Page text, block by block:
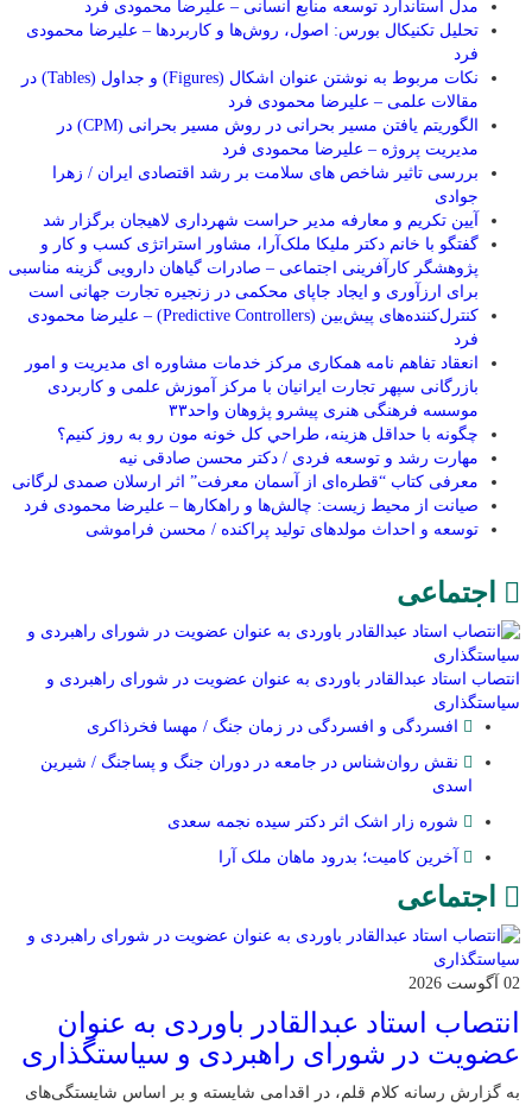
مدل استاندارد توسعه منابع انسانی – علیرضا محمودی فرد
تحلیل تکنیکال بورس: اصول، روش‌ها و کاربردها – علیرضا محمودی
فرد
نکات مربوط به نوشتن عنوان اشکال (Figures) و جداول (Tables) در
مقالات علمی – علیرضا محمودی فرد
الگوریتم یافتن مسیر بحرانی در روش مسیر بحرانی (CPM) در
مدیریت پروژه – علیرضا محمودی فرد
بررسی تاثیر شاخص های سلامت بر رشد اقتصادی ایران / زهرا
جوادی
آیین تکریم و معارفه مدیر حراست شهرداری لاهیجان برگزار شد
گفتگو با خانم دکتر ملیکا ملک‌آرا، مشاور استراتژی کسب و کار و
پژوهشگر کارآفرینی اجتماعی – صادرات گیاهان دارویی گزینه مناسبی
برای ارزآوری و ایجاد جاپای محکمی در زنجیره تجارت جهانی است
کنترل‌کننده‌های پیش‌بین (Predictive Controllers) – علیرضا محمودی
فرد
انعقاد تفاهم نامه همکاری مرکز خدمات مشاوره ای مدیریت و امور
بازرگانی سپهر تجارت ایرانیان با مرکز آموزش علمی و کاربردی
موسسه فرهنگی هنری پیشرو پژوهان واحد۳۳
چگونه با حداقل هزينه، طراحي كل خونه مون رو به روز كنيم؟
مهارت رشد و توسعه فردی / دکتر محسن صادقی نیه
معرفی کتاب “قطره‌ای از آسمان معرفت” اثر ارسلان صمدی لرگانی
صیانت از محیط زیست: چالش‌ها و راهکارها – علیرضا محمودی فرد
توسعه و احداث مولدهای تولید پراکنده / محسن فراموشی
اجتماعی
انتصاب استاد عبدالقادر باوردی به عنوان عضویت در شورای راهبردی و
سیاستگذاری
افسردگی و افسردگی در زمان جنگ / مهسا فخرذاکری
نقش روان‌شناس در جامعه در دوران جنگ و پساجنگ / شیرین
اسدی
شوره زار اشک اثر دکتر سیده نجمه سعدی
​آخرین کامیت؛ بدرود ماهان ملک آرا
اجتماعی
02 آگوست 2026
انتصاب استاد عبدالقادر باوردی به عنوان
عضویت در شورای راهبردی و سیاستگذاری
به گزارش رسانه کلام قلم، در اقدامی شایسته و بر اساس شایستگی‌های